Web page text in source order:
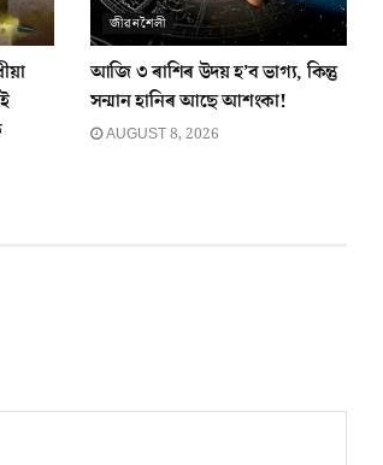
জীৱনশৈলী
আজি ৩ ৰাশিৰ উদয় হ’ব ভাগ্য, কিন্তু
সন্মান হানিৰ আছে আশংকা!
AUGUST 8, 2026